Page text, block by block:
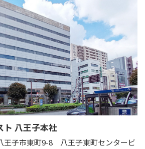
ト 八王子本社
王子市東町9-8 八王子東町センタービ